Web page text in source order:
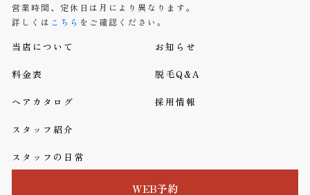
営業時間、定休日は月により異なります。
詳しくは こちら をご確認ください。
当店について
料金表
ヘアカタログ
スタッフ紹介
スタッフの日常
お知らせ
脱毛Q&A
採用情報
WEB予約